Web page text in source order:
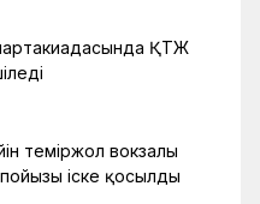
ҚТЖ
теміржол вокзалы
іске қосылды